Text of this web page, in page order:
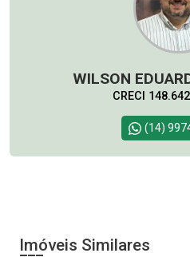
WILSON
CRECI
(14)
Imóveis Similares